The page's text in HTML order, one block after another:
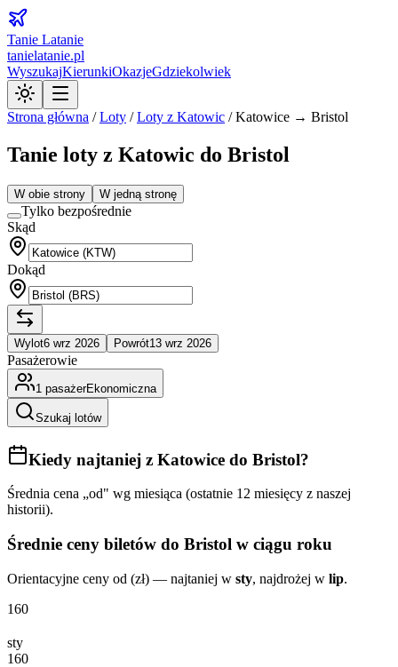
Tanie Latanie
tanielatanie.pl
WyszukajKierunkiOkazjeGdziekolwiek
Strona główna /Loty /Loty z Katowic /Katowice → Bristol
Tanie loty z Katowic do Bristol
W obie strony W jedną stronę
Tylko bezpośrednie
Skąd
Dokąd
Wylot6 wrz 2026 Powrót13 wrz 2026
Pasażerowie
1 pasażerEkonomiczna
Szukaj lotów
Kiedy najtaniej z Katowice do Bristol?
Średnia cena „od" wg miesiąca (ostatnie 12 miesięcy z naszej
historii).
Średnie ceny biletów do Bristol w ciągu roku
Orientacyjne ceny od (zł) — najtaniej w sty, najdrożej w lip.
160
sty
160